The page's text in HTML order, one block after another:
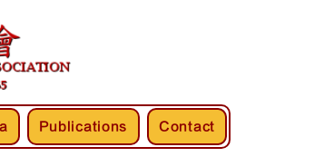
Publications Contact